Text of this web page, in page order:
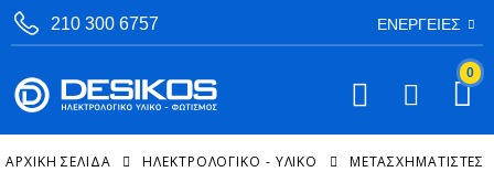
210 300 6757 ΕΝΈΡΓΕΙΕΣ
0
ΑΡΧΙΚΉ ΣΕΛΊΔΑ ΗΛΕΚΤΡΟΛΟΓΙΚΟ - ΥΛΙΚΟ ΜΕΤΑΣΧΗΜΑΤΙΣΤΈΣ